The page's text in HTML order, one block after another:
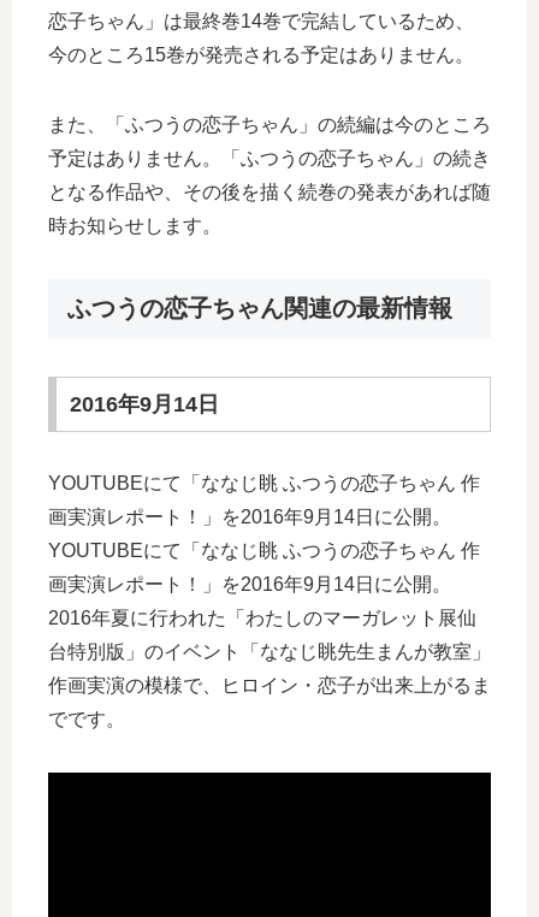
恋子ちゃん」は最終巻14巻で完結しているため、
今のところ15巻が発売される予定はありません。
また、「ふつうの恋子ちゃん」の続編は今のところ
予定はありません。「ふつうの恋子ちゃん」の続き
となる作品や、その後を描く続巻の発表があれば随
時お知らせします。
ふつうの恋子ちゃん関連の最新情報
2016年9月14日
YOUTUBEにて「ななじ眺 ふつうの恋子ちゃん 作
画実演レポート！」を2016年9月14日に公開。
YOUTUBEにて「ななじ眺 ふつうの恋子ちゃん 作
画実演レポート！」を2016年9月14日に公開。
2016年夏に行われた「わたしのマーガレット展仙
台特別版」のイベント「ななじ眺先生まんが教室」
作画実演の模様で、ヒロイン・恋子が出来上がるま
でです。